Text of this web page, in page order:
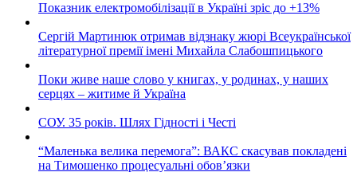
Показник електромобілізації в Україні зріс до +13%
Сергій Мартинюк отримав відзнаку жюрі Всеукраїнської
літературної премії імені Михайла Слабошпицького
Поки живе наше слово у книгах, у родинах, у наших
серцях – житиме й Україна
СОУ. 35 років. Шлях Гідності і Честі
“Маленька велика перемога”: ВАКС скасував покладені
на Тимошенко процесуальні обов’язки